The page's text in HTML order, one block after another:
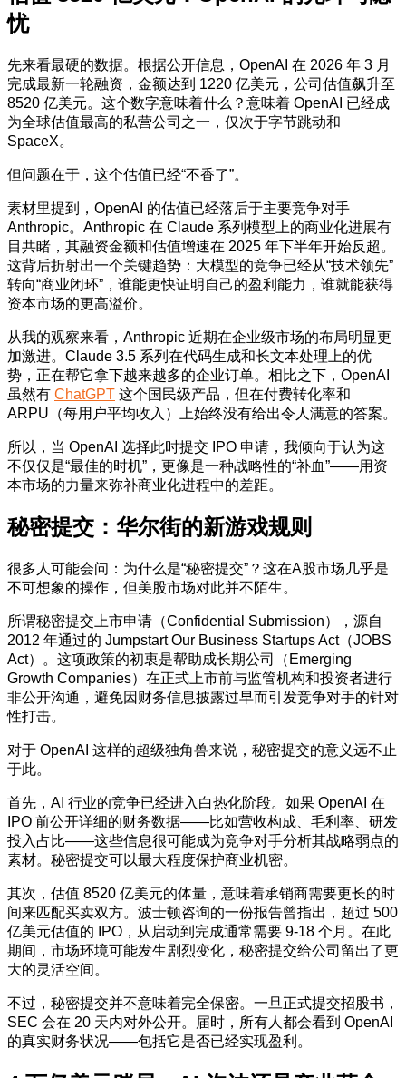
忧
先来看最硬的数据。根据公开信息，OpenAI 在 2026 年 3 月
完成最新一轮融资，金额达到 1220 亿美元，公司估值飙升至
8520 亿美元。这个数字意味着什么？意味着 OpenAI 已经成
为全球估值最高的私营公司之一，仅次于字节跳动和
SpaceX。
但问题在于，这个估值已经“不香了”。
素材里提到，OpenAI 的估值已经落后于主要竞争对手
Anthropic。Anthropic 在 Claude 系列模型上的商业化进展有
目共睹，其融资金额和估值增速在 2025 年下半年开始反超。
这背后折射出一个关键趋势：大模型的竞争已经从“技术领先”
转向“商业闭环”，谁能更快证明自己的盈利能力，谁就能获得
资本市场的更高溢价。
从我的观察来看，Anthropic 近期在企业级市场的布局明显更
加激进。Claude 3.5 系列在代码生成和长文本处理上的优
势，正在帮它拿下越来越多的企业订单。相比之下，OpenAI
虽然有 ChatGPT 这个国民级产品，但在付费转化率和
ARPU（每用户平均收入）上始终没有给出令人满意的答案。
所以，当 OpenAI 选择此时提交 IPO 申请，我倾向于认为这
不仅仅是“最佳的时机”，更像是一种战略性的“补血”——用资
本市场的力量来弥补商业化进程中的差距。
秘密提交：华尔街的新游戏规则
很多人可能会问：为什么是“秘密提交”？这在A股市场几乎是
不可想象的操作，但美股市场对此并不陌生。
所谓秘密提交上市申请（Confidential Submission），源自
2012 年通过的 Jumpstart Our Business Startups Act（JOBS
Act）。这项政策的初衷是帮助成长期公司（Emerging
Growth Companies）在正式上市前与监管机构和投资者进行
非公开沟通，避免因财务信息披露过早而引发竞争对手的针对
性打击。
对于 OpenAI 这样的超级独角兽来说，秘密提交的意义远不止
于此。
首先，AI 行业的竞争已经进入白热化阶段。如果 OpenAI 在
IPO 前公开详细的财务数据——比如营收构成、毛利率、研发
投入占比——这些信息很可能成为竞争对手分析其战略弱点的
素材。秘密提交可以最大程度保护商业机密。
其次，估值 8520 亿美元的体量，意味着承销商需要更长的时
间来匹配买卖双方。波士顿咨询的一份报告曾指出，超过 500
亿美元估值的 IPO，从启动到完成通常需要 9-18 个月。在此
期间，市场环境可能发生剧烈变化，秘密提交给公司留出了更
大的灵活空间。
不过，秘密提交并不意味着完全保密。一旦正式提交招股书，
SEC 会在 20 天内对外公开。届时，所有人都会看到 OpenAI
的真实财务状况——包括它是否已经实现盈利。